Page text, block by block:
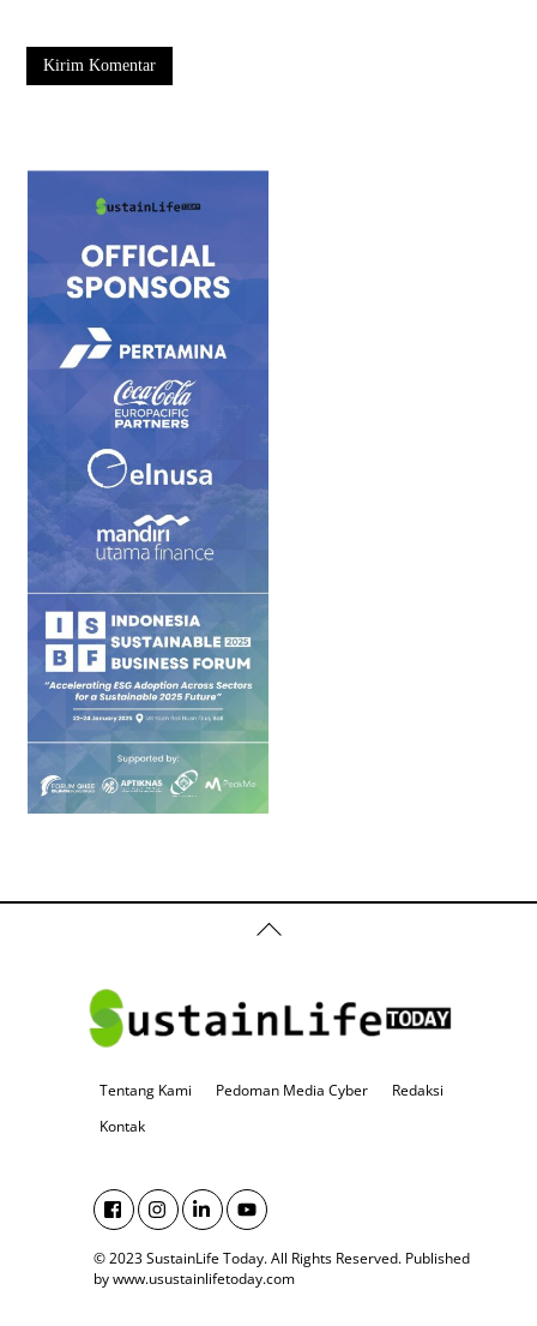
Back
To
Tentang Kami Pedoman Media Cyber
Redaksi
Kontak
© 2023 SustainLife Today. All Rights Reserved. Published
by www.usustainlifetoday.com